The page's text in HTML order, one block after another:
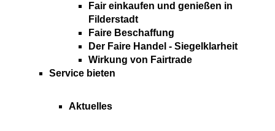
Fair einkaufen und genießen in
Filderstadt
Faire Beschaffung
Der Faire Handel - Siegelklarheit
Wirkung von Fairtrade
Service bieten
Aktuelles